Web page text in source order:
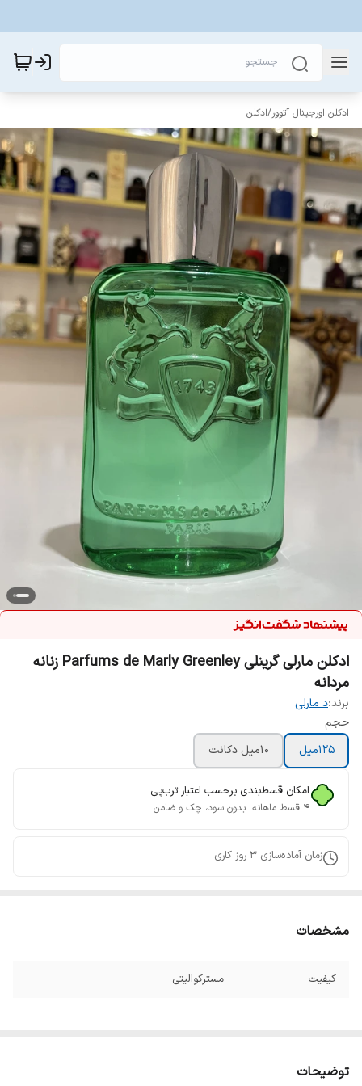
ادکلن اورجینال آتوور/ادکلن
ادکلن مارلی گرینلی Parfums de Marly Greenley زنانه
مردانه
برند:د مارلی
حجم
125میل
10میل دکانت
امکان قسط‌بندی برحسب اعتبار ترب‌پی
۴ قسط ماهانه. بدون سود، چک و ضامن.
زمان آماده‌سازی 3 روز کاری
مشخصات
کیفیت مسترکوالیتی
توضیحات